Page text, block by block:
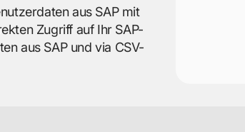
aus SAP mit
Zugriff auf Ihr SAP-
aus SAP und via CSV-